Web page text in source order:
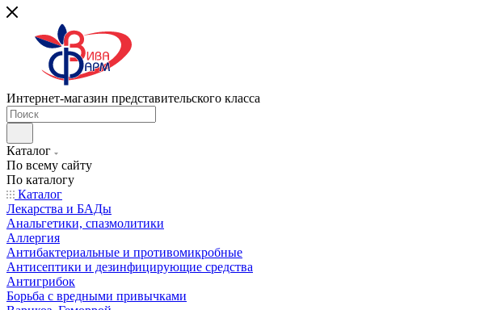
Интернет-магазин представительского класса
Каталог
По всему сайту
По каталогу
Каталог
Лекарства и БАДы
Анальгетики, спазмолитики
Аллергия
Антибактериальные и противомикробные
Антисептики и дезинфицирующие средства
Антигрибок
Борьба с вредными привычками